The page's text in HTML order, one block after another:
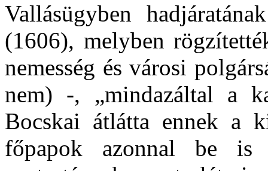
Vallásügyben
(1606), melyben
nemesség és városi
nem) -, „mindazáltal a
Bocskai átlátta ennek a
főpapok azonnal be is